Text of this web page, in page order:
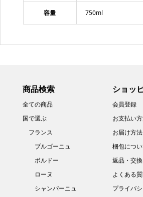
容量 750ml
商品検索
全ての商品
国で選ぶ
フランス
ブルゴーニュ
ボルドー
ローヌ
シャンパーニュ
ショッ
会員登録
お支払い
お届け方法
梱包につ
返品・交
よくある
プライバ